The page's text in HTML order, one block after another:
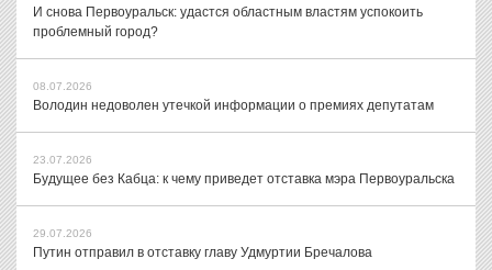
И снова Первоуральск: удастся областным властям успокоить
проблемный город?
08.07.2026
Володин недоволен утечкой информации о премиях депутатам
23.07.2026
Будущее без Кабца: к чему приведет отставка мэра Первоуральска
29.07.2026
Путин отправил в отставку главу Удмуртии Бречалова